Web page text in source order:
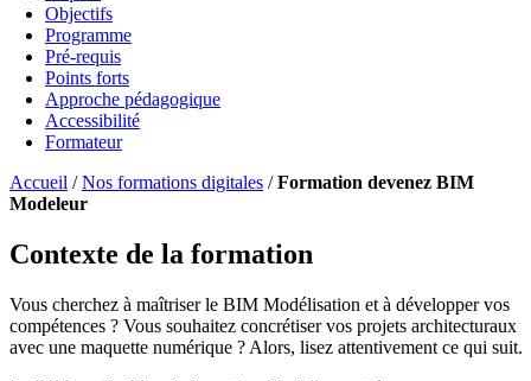
Objectifs
Programme
Pré-requis
Points forts
Approche pédagogique
Accessibilité
Formateur
Accueil /Nos formations digitales /Formation devenez BIM
Modeleur
Contexte de la formation
Vous cherchez à maîtriser le BIM Modélisation et à développer vos
compétences ? Vous souhaitez concrétiser vos projets architecturaux
avec une maquette numérique ? Alors, lisez attentivement ce qui suit.